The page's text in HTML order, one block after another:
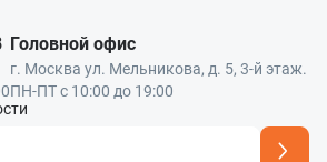
Головной офис
г. Москва ул. Мельникова, д. 5, 3-й этаж.
ПН-ПТ с 10:00 до 19:00
добавлен